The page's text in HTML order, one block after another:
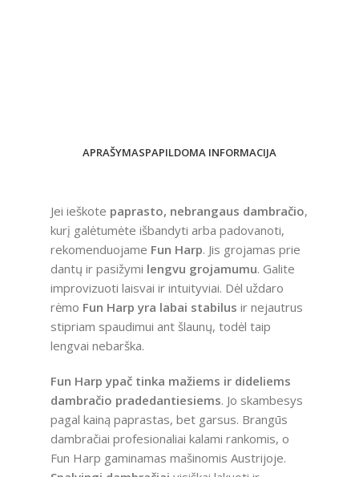
APRAŠYMASPAPILDOMA INFORMACIJA
Jei ieškote paprasto, nebrangaus dambračio,
kurį galėtumėte išbandyti arba padovanoti,
rekomenduojame Fun Harp. Jis grojamas prie
dantų ir pasižymi lengvu grojamumu. Galite
improvizuoti laisvai ir intuityviai. Dėl uždaro
rėmo Fun Harp yra labai stabilus ir nejautrus
stipriam spaudimui ant šlaunų, todėl taip
lengvai nebarška.
Fun Harp ypač tinka mažiems ir dideliems
dambračio pradedantiesiems. Jo skambesys
pagal kainą paprastas, bet garsus. Brangūs
dambračiai profesionaliai kalami rankomis, o
Fun Harp gaminamas mašinomis Austrijoje.